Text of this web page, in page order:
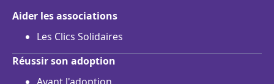
Aider les associations
Les Clics Solidaires
Réussir son adoption